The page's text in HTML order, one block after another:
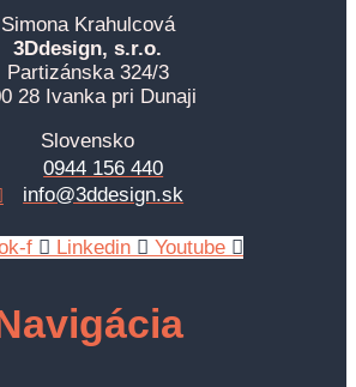
Simona Krahulcová
3Ddesign, s.r.o.
Partizánska 324/3
28 Ivanka pri Dunaji
Slovensko
0944 156 440
info@3ddesign.sk
f Linkedin Youtube